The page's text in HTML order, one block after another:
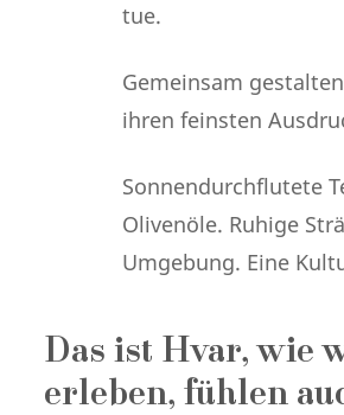
tue.
Gemeinsam
ihren feinsten
Sonnendurchflutete
Olivenöle. Ruhige
Umgebung. Eine
Das ist Hvar, wie
erleben, fühlen